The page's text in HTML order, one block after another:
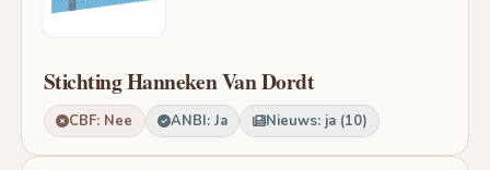
Stichting Hanneken Van Dordt
CBF: Nee ANBI: Ja Nieuws: ja (10)